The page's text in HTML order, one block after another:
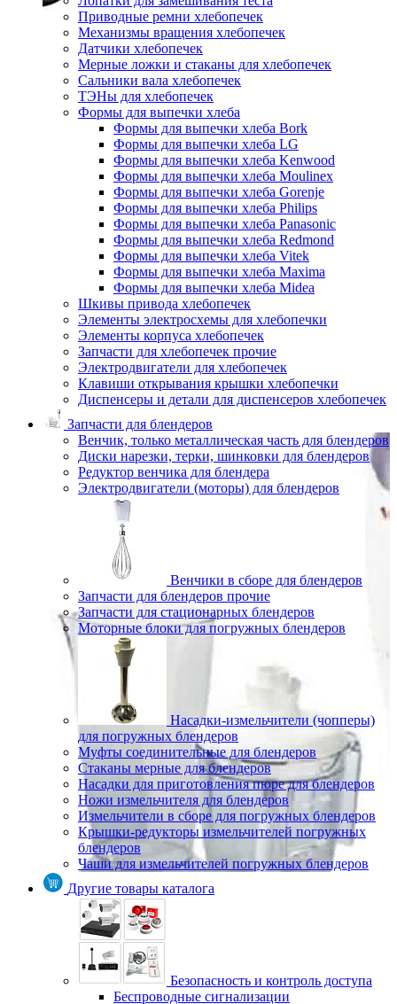
Приводные ремни хлебопечек
Механизмы вращения хлебопечек
Датчики хлебопечек
Мерные ложки и стаканы для хлебопечек
Сальники вала хлебопечек
ТЭНы для хлебопечек
Формы для выпечки хлеба
Формы для выпечки хлеба Bork
Формы для выпечки хлеба LG
Формы для выпечки хлеба Kenwood
Формы для выпечки хлеба Moulinex
Формы для выпечки хлеба Gorenje
Формы для выпечки хлеба Philips
Формы для выпечки хлеба Panasonic
Формы для выпечки хлеба Redmond
Формы для выпечки хлеба Vitek
Формы для выпечки хлеба Maxima
Формы для выпечки хлеба Midea
Шкивы привода хлебопечек
Элементы электросхемы для хлебопечки
Элементы корпуса хлебопечек
Запчасти для хлебопечек прочие
Электродвигатели для хлебопечек
Клавиши открывания крышки хлебопечки
Диспенсеры и детали для диспенсеров хлебопечек
Запчасти для блендеров
Венчик, только металлическая часть для блендеров
Диски нарезки, терки, шинковки для блендеров
Редуктор венчика для блендера
Электродвигатели (моторы) для блендеров
Венчики в сборе для блендеров
Запчасти для блендеров прочие
Запчасти для стационарных блендеров
Моторные блоки для погружных блендеров
Насадки-измельчители (чопперы)
для погружных блендеров
Муфты соединительные для блендеров
Стаканы мерные для блендеров
Насадки для приготовления пюре для блендеров
Ножи измельчителя для блендеров
Измельчители в сборе для погружных блендеров
Крышки-редукторы измельчителей погружных
блендеров
Чаши для измельчителей погружных блендеров
Другие товары каталога
Безопасность и контроль доступа
Беспроводные сигнализации